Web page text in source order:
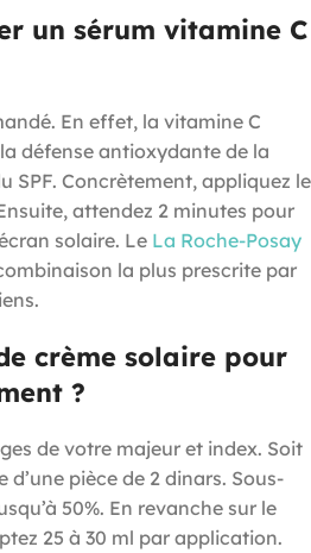
un sérum vitamine C
En effet, la vitamine C
défense antioxydante de la
SPF. Concrètement, appliquez le
attendez 2 minutes pour
solaire. Le La Roche-Posay
la plus prescrite par
crème solaire pour
?
de votre majeur et index. Soit
d’une pièce de 2 dinars. Sous-
50%. En revanche sur le
25 à 30 ml par application.